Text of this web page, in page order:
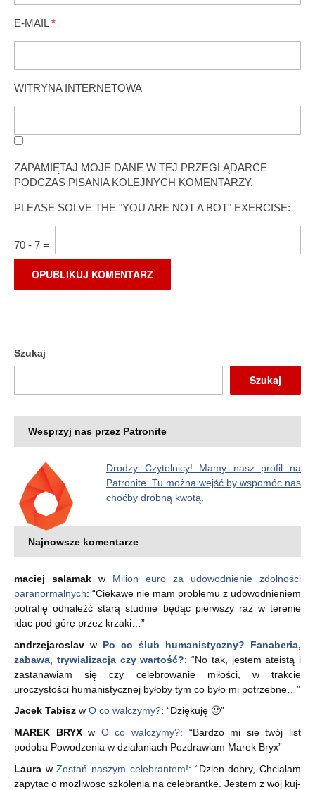
E-MAIL *
WITRYNA INTERNETOWA
ZAPAMIĘTAJ MOJE DANE W TEJ PRZEGLĄDARCE
PODCZAS PISANIA KOLEJNYCH KOMENTARZY.
PLEASE SOLVE THE "YOU ARE NOT A BOT" EXERCISE:
70 - 7 =
Szukaj
Szukaj
Wesprzyj nas przez Patronite
Drodzy Czytelnicy! Mamy nasz profil na
Patronite. Tu można wejść by wspomóc nas
choćby drobną kwotą.
Najnowsze komentarze
maciej salamak w Milion euro za udowodnienie zdolności
paranormalnych: “Ciekawe nie mam problemu z udowodnieniem
potrafię odnaleźć starą studnie będąc pierwszy raz w terenie
idac pod górę przez krzaki… ”
andrzejaroslav w Po co ślub humanistyczny? Fanaberia,
zabawa, trywializacja czy wartość?: “No tak, jestem ateistą i
zastanawiam się czy celebrowanie miłości, w trakcie
uroczystości humanistycznej byłoby tym co było mi potrzebne… ”
Jacek Tabisz w O co walczymy?: “Dziękuję 🙂”
MAREK BRYXw O co walczymy?: “Bardzo mi sie twój list
podoba Powodzenia w działaniach Pozdrawiam Marek Bryx”
Laura wZostań naszym celebrantem!: “Dzien dobry, Chcialam
zapytac o mozliwosc szkolenia na celebrantke. Jestem z woj kuj-